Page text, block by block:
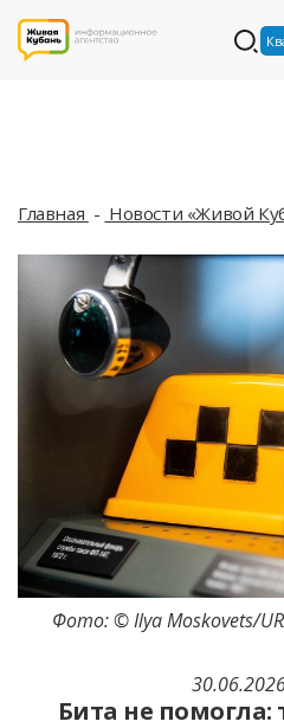
Главная Новости «Живой
Бита не помогла:
Фото: © Ilya Moskovets/